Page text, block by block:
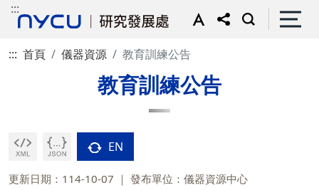
:::
::: 首頁 儀器資源 教育訓練公告
教育訓練公告
EN
更新日期：114-10-07 發布單位：儀器資源中心